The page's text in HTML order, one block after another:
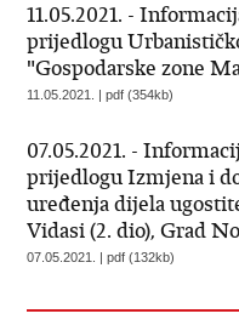
11.05.2021. -
prijedlogu
"Gospodarske zone
11.05.2021. | pdf (354kb)
07.05.2021. -
prijedlogu Izmjena i
uređenja dijela
Vidasi (2. dio), Grad
07.05.2021. | pdf (132kb)